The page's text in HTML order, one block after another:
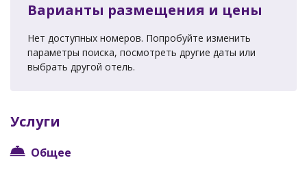
Варианты размещения и цены
Нет доступных номеров. Попробуйте изменить
параметры поиска, посмотреть другие даты или
выбрать другой отель.
Услуги
Общее